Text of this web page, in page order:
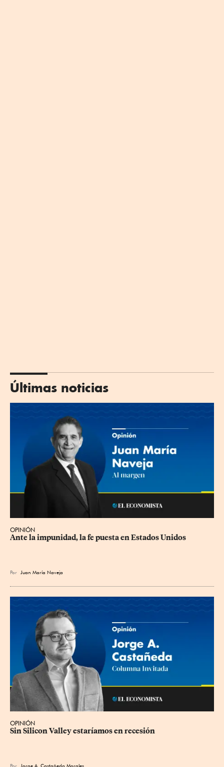
Últimas noticias
OPINIÓN
Ante la impunidad, la fe puesta en Estados Unidos
Por Juan María Naveja
OPINIÓN
Sin Silicon Valley estaríamos en recesión
Por Jorge A. Castañeda Morales